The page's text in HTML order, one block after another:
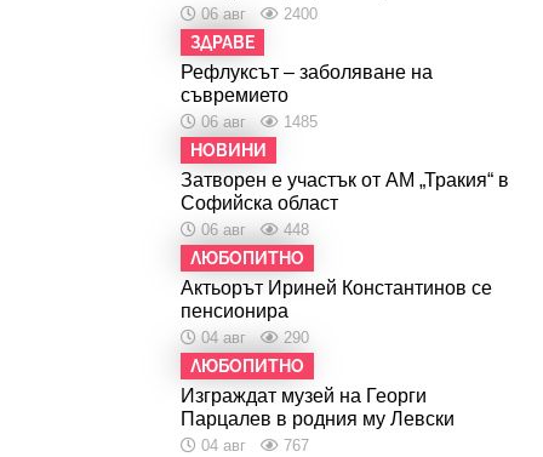
06 авг 2400
ЗДРАВЕ
Рефлуксът – заболяване на
съвремието
06 авг 1485
НОВИНИ
Затворен е участък от АМ „Тракия“ в
Софийска област
06 авг 448
ЛЮБОПИТНО
Актьорът Ириней Константинов се
пенсионира
04 авг 290
ЛЮБОПИТНО
Изграждат музей на Георги
Парцалев в родния му Левски
04 авг 767